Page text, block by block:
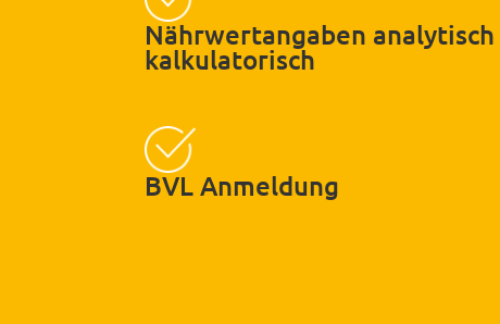
Nährwertangaben
kalkulatorisch
BVL Anmeldung